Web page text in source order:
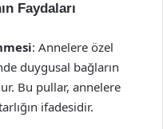
Faydaları
: Annelere özel
duygusal bağların
Bu pullar, annelere
ifadesidir.